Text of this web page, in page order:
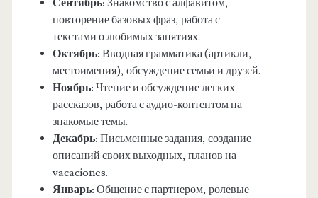
Сентябрь: Знакомство с алфавитом,
повторение базовых фраз, работа с
текстами о любимых занятиях.
Октябрь: Вводная грамматика (артикли,
местоимения), обсуждение семьи и друзей.
Ноябрь: Чтение и обсуждение легких
рассказов, работа с аудио-контентом на
знакомые темы.
Декабрь: Письменные задания, создание
описаний своих выходных, планов на
vacaciones.
Январь: Общение с партнером, ролевые